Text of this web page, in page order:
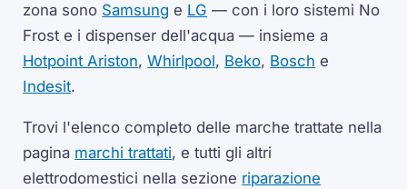
zona sono Samsung e LG — con i loro sistemi No
Frost e i dispenser dell'acqua — insieme a
Hotpoint Ariston,Whirlpool, Beko, Bosch e
Indesit.
Trovi l'elenco completo delle marche trattate nella
pagina marchi trattati, e tutti gli altri
elettrodomestici nella sezione riparazione